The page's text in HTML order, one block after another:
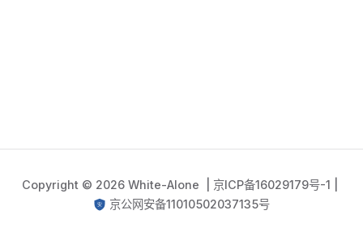
Copyright © 2026 White-Alone | 京ICP备16029179号-1
京公网安备11010502037135号